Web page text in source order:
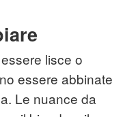
lisce o
essere abbinate
Le nuance da